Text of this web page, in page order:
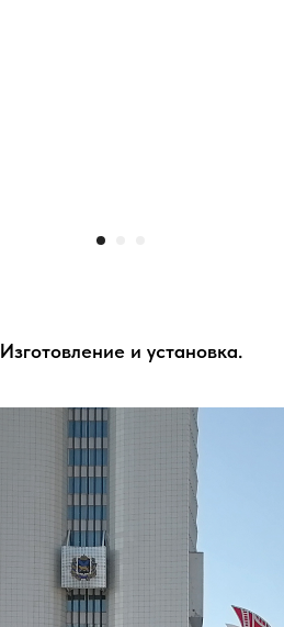
Изготовление и установка.